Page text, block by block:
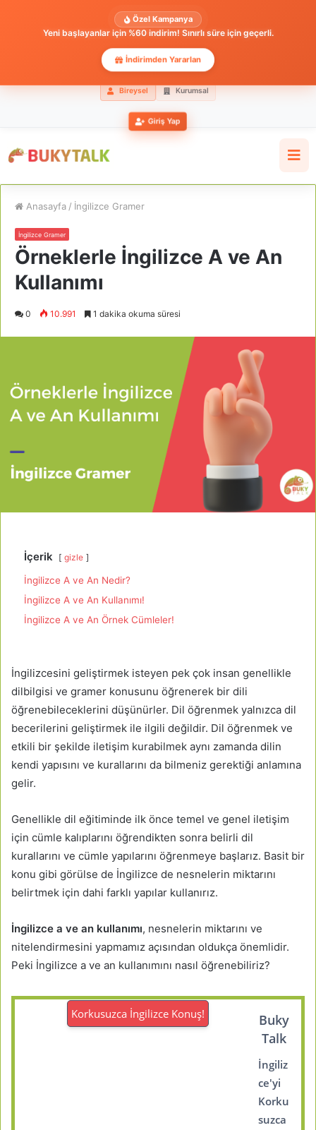
Özel Kampanya
Yeni başlayanlar için %60 indirim! Sınırlı süre için geçerli.
İndirimden Yararlan
Bireysel Kurumsal
Giriş Yap
Anasayfa / İngilizce Gramer
İngilizce Gramer
Örneklerle İngilizce A ve An
Kullanımı
0 10.991 1 dakika okuma süresi
İçerik gizle
İngilizce A ve An Nedir?
İngilizce A ve An Kullanımı!
İngilizce A ve An Örnek Cümleler!
İngilizcesini geliştirmek isteyen pek çok insan genellikle
dilbilgisi ve gramer konusunu öğrenerek bir dili
öğrenebileceklerini düşünürler. Dil öğrenmek yalnızca dil
becerilerini geliştirmek ile ilgili değildir. Dil öğrenmek ve
etkili bir şekilde iletişim kurabilmek aynı zamanda dilin
kendi yapısını ve kurallarını da bilmeniz gerektiği anlamına
gelir.
Genellikle dil eğitiminde ilk önce temel ve genel iletişim
için cümle kalıplarını öğrendikten sonra belirli dil
kurallarını ve cümle yapılarını öğrenmeye başlarız. Basit bir
konu gibi görülse de İngilizce de nesnelerin miktarını
belirtmek için dahi farklı yapılar kullanırız.
İngilizce a ve an kullanımı, nesnelerin miktarını ve
nitelendirmesini yapmamız açısından oldukça önemlidir.
Peki İngilizce a ve an kullanımını nasıl öğrenebiliriz?
Korkusuzca İngilizce Konuş!
Buky
Talk
İngiliz
ce'yi
Korku
suzca